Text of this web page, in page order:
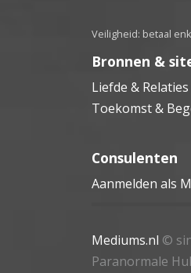
Veiligheid: betaal
Bronnen &
Liefde & Relaties
Toekomst &
Consulenten
Aanmelden als
Mediums.nl ©
Paranormale